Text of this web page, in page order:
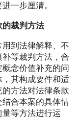
一步厘清。
裁判方法
到法律解释、不
等裁判方法，合
念价值补充的问
其构成要件和适
方法对法律条款
合本案的具体情
等方法进行运